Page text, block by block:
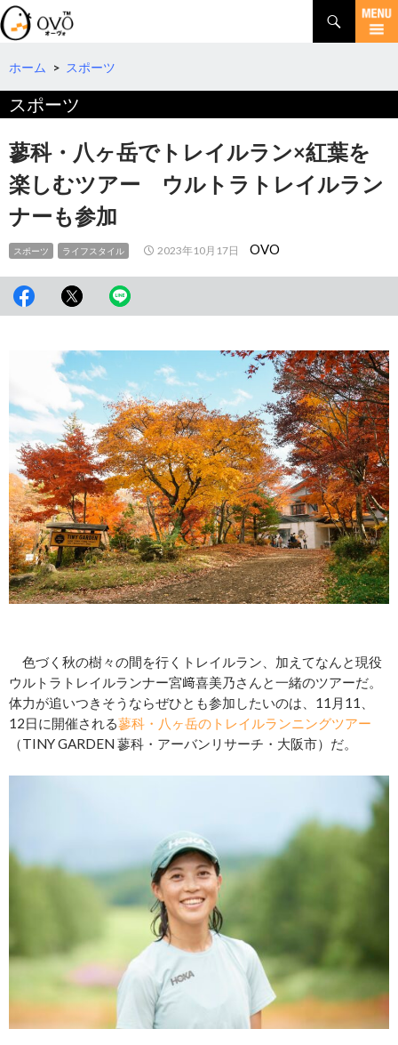
検
索
コ
テ
へ
移
動
ホーム > スポーツ
スポーツ
蓼科・八ヶ岳でトレイルラン×紅葉を
楽しむツアー ウルトラトレイルラン
ナーも参加
スポーツ ライフスタイル 2023年10月17日 OVO
色づく秋の樹々の間を行くトレイルラン、加えてなんと現役
ウルトラトレイルランナー宮﨑喜美乃さんと一緒のツアーだ。
体力が追いつきそうならぜひとも参加したいのは、11月11、
12日に開催される蓼科・八ヶ岳のトレイルランニングツアー
（TINY GARDEN 蓼科・アーバンリサーチ・大阪市）だ。